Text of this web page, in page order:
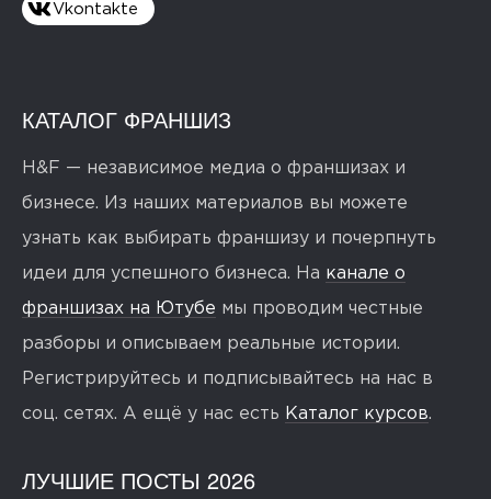
Vkontakte
КАТАЛОГ ФРАНШИЗ
H&F — независимое медиа о франшизах и
бизнесе. Из наших материалов вы можете
узнать как выбирать франшизу и почерпнуть
идеи для успешного бизнеса. На канале о
франшизах на Ютубе мы проводим честные
разборы и описываем реальные истории.
Регистрируйтесь и подписывайтесь на нас в
соц. сетях. А ещё у нас есть Каталог курсов.
ЛУЧШИЕ ПОСТЫ 2026